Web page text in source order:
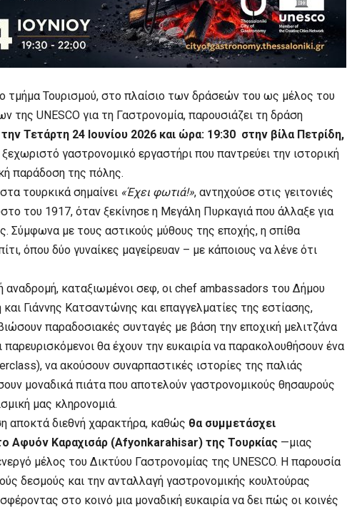
τμήμα Τουρισμού, στο πλαίσιο των δράσεών του ως μέλος του
της UNESCO για τη Γαστρονομία, παρουσιάζει τη δράση
την Τετάρτη 24 Ιουνίου 2026 και ώρα: 19:30 στην βίλα Πετρίδη,
γαστρονομικό εργαστήρι που παντρεύει την ιστορική
παράδοση της πόλης.
τουρκικά σημαίνει «Έχει φωτιά!», αντηχούσε στις γειτονιές
του 1917, όταν ξεκίνησε η Μεγάλη Πυρκαγιά που άλλαξε για
Σύμφωνα με τους αστικούς μύθους της εποχής, η σπίθα
όπου δύο γυναίκες μαγείρευαν – με κάποιους να λένε ότι
αναδρομή, καταξιωμένοι σεφ, οι chef ambassadors του Δήμου
Γιάννης Κατσαντώνης και επαγγελματίες της εστίασης,
παραδοσιακές συνταγές με βάση την εποχική μελιτζάνα
θα έχουν την ευκαιρία να παρακολουθήσουν ένα
να ακούσουν συναρπαστικές ιστορίες της παλιάς
μοναδικά πιάτα που αποτελούν γαστρονομικούς θησαυρούς
μας κληρονομιά.
αποκτά διεθνή χαρακτήρα, καθώς θα συμμετάσχει
Αφυόν Καραχισάρ (Afyonkarahisar) της Τουρκίας —μιας
μέλος του Δικτύου Γαστρονομίας της UNESCO. Η παρουσία
δεσμούς και την ανταλλαγή γαστρονομικής κουλτούρας
στο κοινό μια μοναδική ευκαιρία να δει πώς οι κοινές